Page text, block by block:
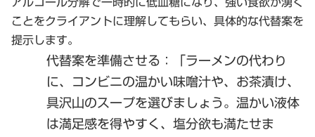
ことをクライアントに理解してもらい、具体的な代替案を
提示します。
代替案を準備させる ：「ラーメンの代わり
に、コンビニの温かい味噌汁や、お茶漬け、
具沢山のスープを選びましょう。温かい液体
は満足感を得やすく、塩分欲も満たせま